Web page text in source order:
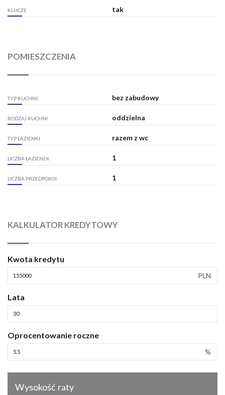
KLUCZE tak
POMIESZCZENIA
TYP KUCHNI bez zabudowy
RODZAJ KUCHNI oddzielna
TYP ŁAZIENKI razem z wc
LICZBA ŁAZIENEK 1
LICZBA PRZEDPOKOI 1
KALKULATOR KREDYTOWY
Kwota kredytu
PLN
Lata
Oprocentowanie roczne
%
Wysokość raty